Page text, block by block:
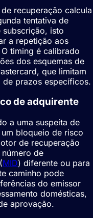
recuperação calcula
tentativa de
subscrição, isto
a repetição aos
timing é calibrado
dos esquemas de
que limitam
prazos específicos.
de adquirente
a uma suspeita de
bloqueio de risco
de recuperação
de
MID) diferente ou para
caminho pode
do emissor
domésticas,
aprovação.